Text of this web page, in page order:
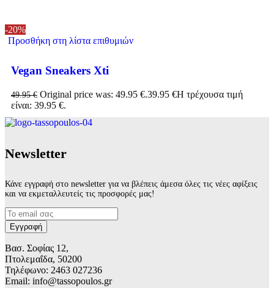
-20%
Προσθήκη στη λίστα επιθυμιών
Vegan Sneakers Xti
49.95€ Original price was: 49.95 €.39.95 €Η τρέχουσα τιμή
είναι: 39.95 €.
Νewsletter
Κάνε εγγραφή στο newsletter για να βλέπεις άμεσα όλες τις νέες αφίξεις
και να εκμεταλλευτείς τις προσφορές μας!
Βασ. Σοφίας 12,
Πτολεμαΐδα, 50200
Τηλέφωνο: 2463 027236
Email: info@tassopoulos.gr